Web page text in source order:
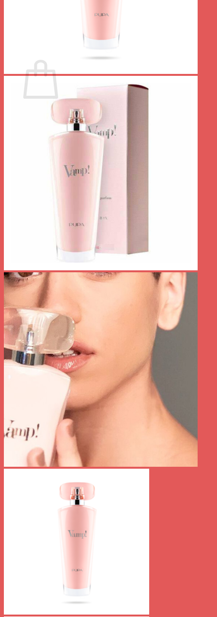
Votre panier est vide.
Votre panier est vide.
Retour à la boutique